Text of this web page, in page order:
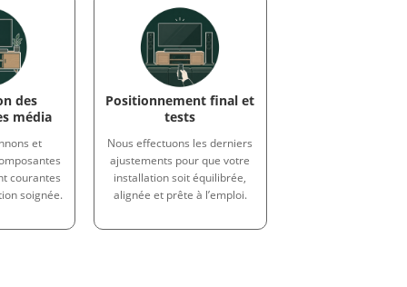
des
média
et
courantes
soignée.
Positionnement final et
tests
Nous effectuons les derniers
ajustements pour que votre
installation soit équilibrée,
alignée et prête à l’emploi.